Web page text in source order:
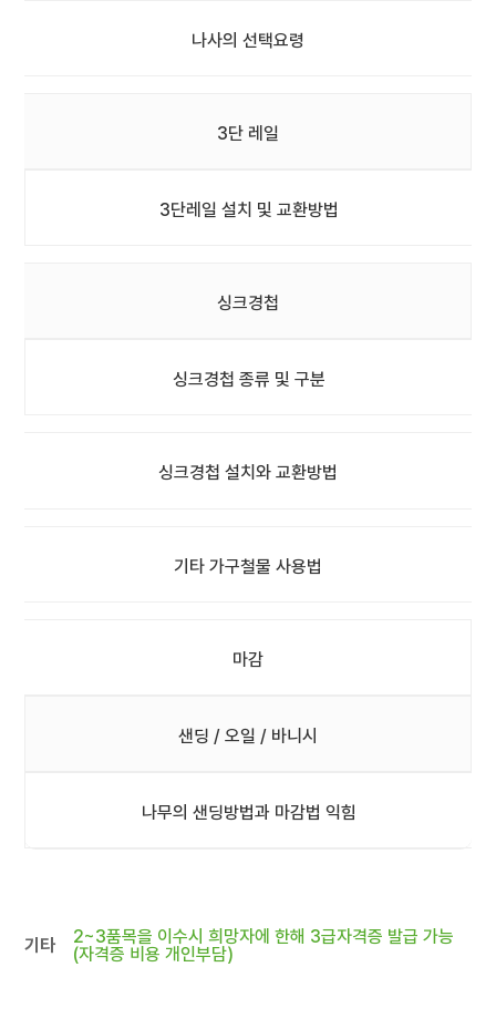
나사의 선택요령
3단 레일
3단레일 설치 및 교환방법
싱크경첩
싱크경첩 종류 및 구분
싱크경첩 설치와 교환방법
기타 가구철물 사용법
마감
샌딩 / 오일 / 바니시
나무의 샌딩방법과 마감법 익힘
기타
2~3품목을 이수시 희망자에 한해 3급자격증 발급 가능
(자격증 비용 개인부담)